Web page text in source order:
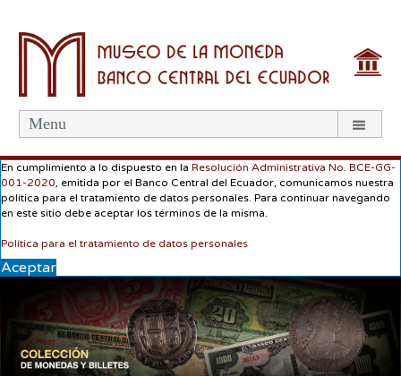
Menu
En cumplimiento a lo dispuesto en la Resolución Administrativa No. BCE-GG-
001-2020 , emitida por el Banco Central del Ecuador, comunicamos nuestra
política para el tratamiento de datos personales. Para continuar navegando
en este sitio debe aceptar los términos de la misma.
Política para el tratamiento de datos personales
Aceptar